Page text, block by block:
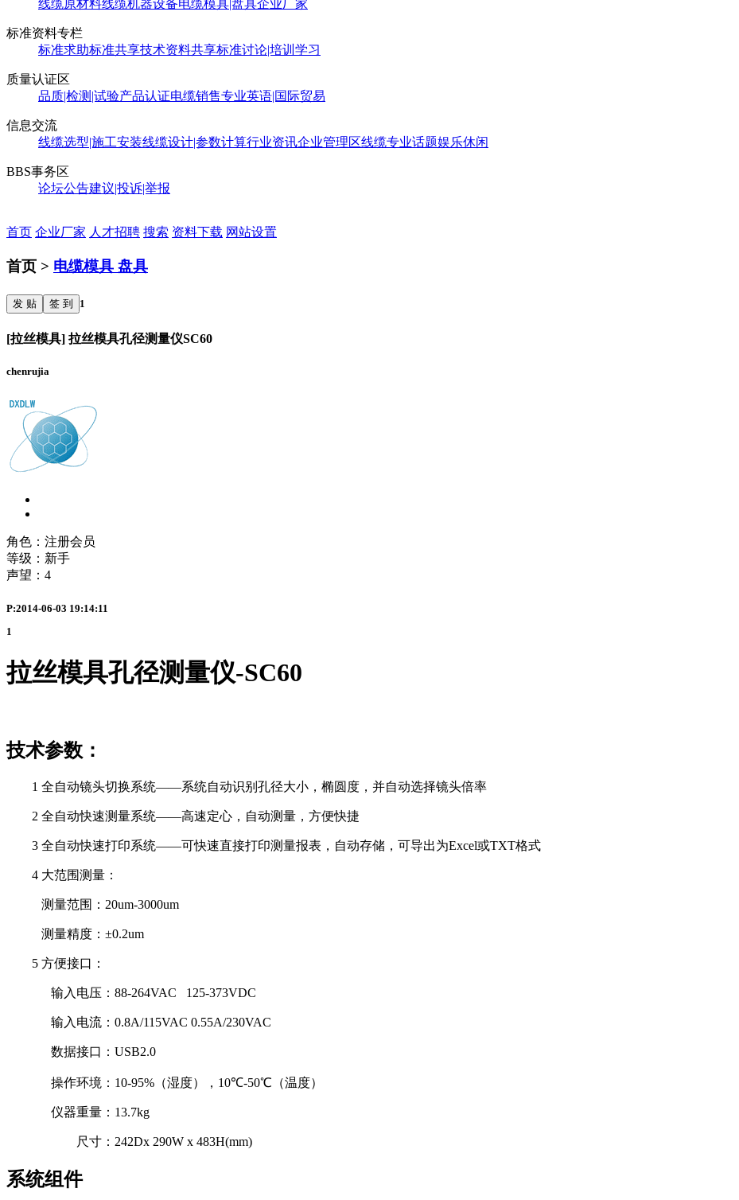
线缆原材料线缆机器设备电缆模具|盘具企业厂家
标准资料专栏
标准求助标准共享技术资料共享标准讨论|培训学习
质量认证区
品质|检测|试验产品认证电缆销售专业英语|国际贸易
信息交流
线缆选型|施工安装线缆设计|参数计算行业资讯企业管理区线缆专业话题娱乐休闲
BBS事务区
论坛公告建议|投诉|举报
首页 企业厂家 人才招聘 搜索 资料下载 网站设置
首页 > 电缆模具 盘具
发 贴 签 到 1
[拉丝模具] 拉丝模具孔径测量仪SC60
chenrujia
角色：注册会员
等级：新手
声望： 4
P:2014-06-03 19:14:11
1
拉丝模具孔径测量仪-SC60
技术参数：
1 全自动镜头切换系统——系统自动识别孔径大小，椭圆度，并自动选择镜头倍率
2 全自动快速测量系统——高速定心，自动测量，方便快捷
3 全自动快速打印系统——可快速直接打印测量报表，自动存储，可导出为Excel或TXT格式
4 大范围测量：
测量范围： 20um-3000um
测量精度：±0.2um
5 方便接口：
输入电压： 88-264VAC 125-373VDC
输入电流： 0.8A/115VAC 0.55A/230VAC
数据接口： USB2.0
操作环境： 10-95% （湿度）， 10℃-50℃（温度）
仪器重量： 13.7kg
尺寸： 242Dx 290W x 483H(mm)
系统组件